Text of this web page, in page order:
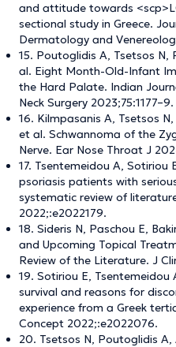
and attitude towards
sectional study in Greece.
Dermatology and
15. Poutoglidis A, Tsetsos
al. Eight Month-Old-Infant
the Hard Palate. Indian
Neck Surgery 2023;75:1177–9.
16. Kilmpasanis A, Tsetsos
et al. Schwannoma of the
Nerve. Ear Nose Throat J
17. Tsentemeidou A, Sotiriou
psoriasis patients with
systematic review of
2022;:e2022179.
18. Sideris N, Paschou E,
and Upcoming Topical
Review of the Literature. J
19. Sotiriou E,
survival and reasons for
experience from a Greek
Concept 2022;:e2022076.
20. Tsetsos N, Poutoglidis